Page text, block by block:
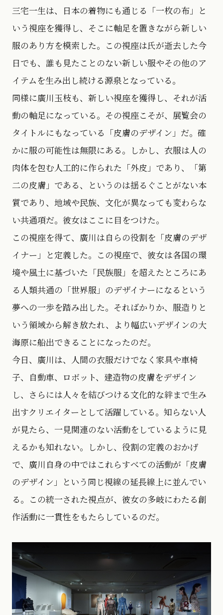
三宅一生は、日本の着物にも通じる「一枚の布」と
いう視座を獲得し、そこに軸足を置きながら新しい
服のあり方を模索した。この視座は氏が逝去した今
日でも、誰も見たことのない新しい服やその他のア
イテムを生み出し続ける源泉となっている。
同様に廣川玉枝も、新しい視座を獲得し、それが活
動の軸足になっている。その視座こそが、展覧会の
タイトルにもなっている「皮膚のデザイン」だ。確
かに服の可能性は無限にある。しかし、衣服は人の
肉体を包む人工的に作られた「外皮」であり、「第
二の皮膚」である、というのは揺るぐことがない本
質であり、地域や民族、文化が異なっても変わらな
い共通項だ。彼女はここに目をつけた。
この視座を得て、廣川は自らの役割を「皮膚のデザ
イナー」と定義した。この視座で、彼女は各国の環
境や風土に基づいた「民族服」を超えたところにあ
る人類共通の「世界服」のデザイナーになるという
夢への一歩を踏み出した。そればかりか、服造りと
いう領域から解き放たれ、より幅広いデザインの大
海原に船出できることになったのだ。
今日、廣川は、人間の衣服だけでなく家具や車椅
子、自動車、ロボット、建造物の皮膚をデザイン
し、さらには人々を結びつける文化的な絆まで生み
出すクリエイターとして活躍している。知らない人
が見たら、一見関連のない活動をしているように見
えるかも知れない。しかし、役割の定義のおかげ
で、廣川自身の中ではこれらすべての活動が「皮膚
のデザイン」という同じ視線の延長線上に並んでい
る。この統一された視点が、彼女の多岐にわたる創
作活動に一貫性をもたらしているのだ。